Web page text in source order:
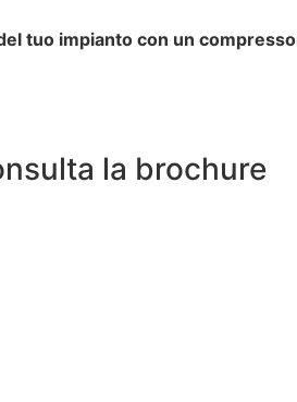
tuo impianto con un
la brochure